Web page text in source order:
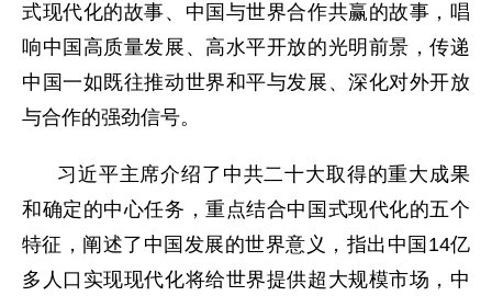
式现代化的故事、中国与世界合作共赢的故事，唱
响中国高质量发展、高水平开放的光明前景，传递
中国一如既往推动世界和平与发展、深化对外开放
与合作的强劲信号。
习近平主席介绍了中共二十大取得的重大成果
和确定的中心任务，重点结合中国式现代化的五个
特征，阐述了中国发展的世界意义，指出中国14亿
多人口实现现代化将给世界提供超大规模市场，中